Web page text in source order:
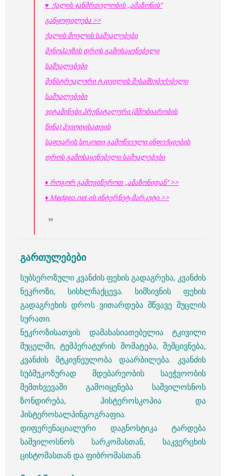
♥ ქალის ჯანმრთელობის ,,ამაზონის”
განყოფილება >>
ქალის მოვლის საშუალებები
მენოპაუზის დროს გამოსაყენებელი
საშუალებები
მენსტრუალური ტკივილის შესამსუბუქებელი
საშუალებები
ვიტამინები პრენატალური (მშობიარობის
წინა) პეიოდისათვის
საფუარის სოკოთი გამოწვეული ინფექციების
დროს გამოსაყენებელი საშუალებები
♦ როგორ გამოვიწეროთ ,,ამაზონიდან” >>
♦ Medgeo.net-ის ინტერნეტ-მარკეტი >>
გართულებები
სუბსეროზული კვანძის ფეხის გადაგრეხა, კვანძის
ნეკროზი, სისხლჩაქცევა. სიმსივნის ფეხის
გადაგრეხის დროს ვითარდება მწვავე მუცლის
სურათი.
ნეკროზისათვის დამახასიათებელია ტკივილი
მუცელში, ტემპერატურის მომატება, შემცივნება,
კვანძის მტკივნეულობა დაარბილება. კვანძის
სუბმუკოზურად მდებარეობის საეჭვოობის
შემთხვევაში გამოიყენება საშვილოსნოს
ზონდირება, ჰისტეროსკოპია და
ჰისტეროსალპინგოგრაფია.
დიფერენაციალური დაგნოსტიკა ტარდება
საშვილოსნოს სარკომასთან, საკვერცხის
ცისტომასთან და ფიბრომასთან.